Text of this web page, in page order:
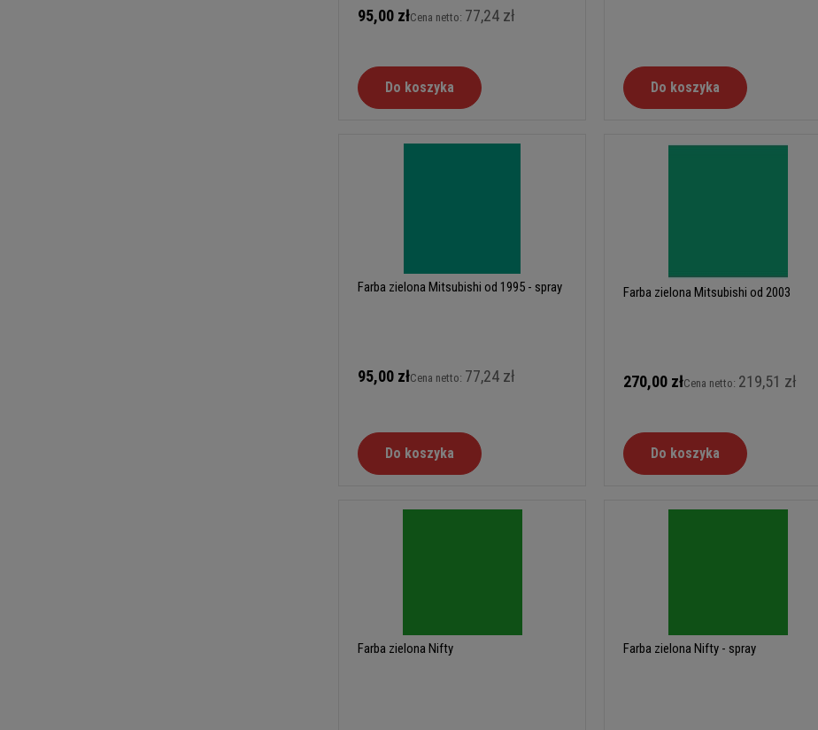
95,00 złCena netto: 77,24 zł
Do koszyka Do koszyka
Farba zielona Mitsubishi od 1995 - spray
95,00 złCena netto: 77,24 zł
Do koszyka
Farba zielona Mitsubishi od 2003
270,00 złCena netto: 219,51 zł
Do koszyka
Farba zielona Nifty Farba zielona Nifty - spray